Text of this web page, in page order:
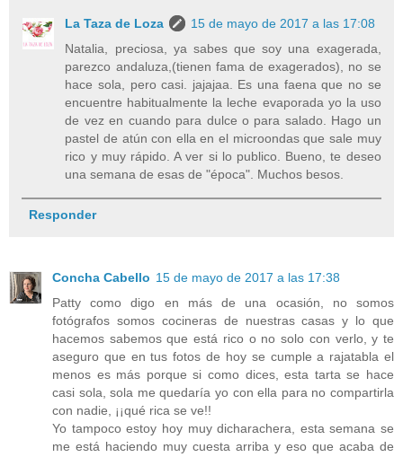
La Taza de Loza
15 de mayo de 2017 a las 17:08
Natalia, preciosa, ya sabes que soy una exagerada,
parezco andaluza,(tienen fama de exagerados), no se
hace sola, pero casi. jajajaa. Es una faena que no se
encuentre habitualmente la leche evaporada yo la uso
de vez en cuando para dulce o para salado. Hago un
pastel de atún con ella en el microondas que sale muy
rico y muy rápido. A ver si lo publico. Bueno, te deseo
una semana de esas de "época". Muchos besos.
Responder
Concha Cabello 15 de mayo de 2017 a las 17:38
Patty como digo en más de una ocasión, no somos
fotógrafos somos cocineras de nuestras casas y lo que
hacemos sabemos que está rico o no solo con verlo, y te
aseguro que en tus fotos de hoy se cumple a rajatabla el
menos es más porque si como dices, esta tarta se hace
casi sola, sola me quedaría yo con ella para no compartirla
con nadie, ¡¡qué rica se ve!!
Yo tampoco estoy hoy muy dicharachera, esta semana se
me está haciendo muy cuesta arriba y eso que acaba de